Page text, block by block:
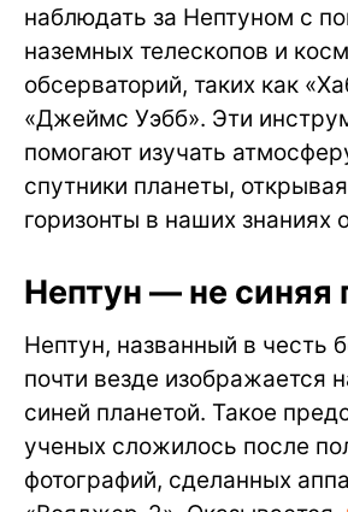
наблюдать за Нептуном с
наземных телескопов и
обсерваторий, таких как
«Джеймс Уэбб». Эти
помогают изучать
спутники планеты,
горизонты в наших знаниях
Нептун — не синяя
Нептун, названный в честь
почти везде изображается
синей планетой. Такое
ученых сложилось после
фотографий, сделанных